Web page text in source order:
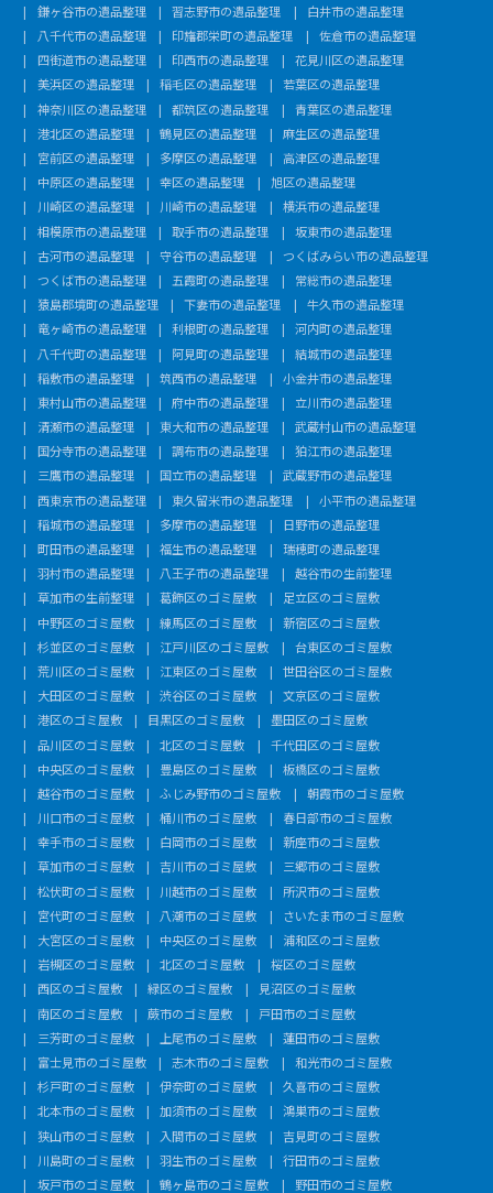
鎌ヶ谷市の遺品整理
習志野市の遺品整理
白井市の遺品整理
八千代市の遺品整理
印旛郡栄町の遺品整理
佐倉市の遺品整理
四街道市の遺品整理
印西市の遺品整理
花見川区の遺品整理
美浜区の遺品整理
稲毛区の遺品整理
若葉区の遺品整理
神奈川区の遺品整理
都筑区の遺品整理
青葉区の遺品整理
港北区の遺品整理
鶴見区の遺品整理
麻生区の遺品整理
宮前区の遺品整理
多摩区の遺品整理
高津区の遺品整理
中原区の遺品整理
幸区の遺品整理
旭区の遺品整理
川崎区の遺品整理
川崎市の遺品整理
横浜市の遺品整理
相模原市の遺品整理
取手市の遺品整理
坂東市の遺品整理
古河市の遺品整理
守谷市の遺品整理
つくばみらい市の遺品整理
つくば市の遺品整理
五霞町の遺品整理
常総市の遺品整理
猿島郡境町の遺品整理
下妻市の遺品整理
牛久市の遺品整理
竜ヶ崎市の遺品整理
利根町の遺品整理
河内町の遺品整理
八千代町の遺品整理
阿見町の遺品整理
結城市の遺品整理
稲敷市の遺品整理
筑西市の遺品整理
小金井市の遺品整理
東村山市の遺品整理
府中市の遺品整理
立川市の遺品整理
清瀬市の遺品整理
東大和市の遺品整理
武蔵村山市の遺品整理
国分寺市の遺品整理
調布市の遺品整理
狛江市の遺品整理
三鷹市の遺品整理
国立市の遺品整理
武蔵野市の遺品整理
西東京市の遺品整理
東久留米市の遺品整理
小平市の遺品整理
稲城市の遺品整理
多摩市の遺品整理
日野市の遺品整理
町田市の遺品整理
福生市の遺品整理
瑞穂町の遺品整理
羽村市の遺品整理
八王子市の遺品整理
越谷市の生前整理
草加市の生前整理
葛飾区のゴミ屋敷
足立区のゴミ屋敷
中野区のゴミ屋敷
練馬区のゴミ屋敷
新宿区のゴミ屋敷
杉並区のゴミ屋敷
江戸川区のゴミ屋敷
台東区のゴミ屋敷
荒川区のゴミ屋敷
江東区のゴミ屋敷
世田谷区のゴミ屋敷
大田区のゴミ屋敷
渋谷区のゴミ屋敷
文京区のゴミ屋敷
港区のゴミ屋敷
目黒区のゴミ屋敷
墨田区のゴミ屋敷
品川区のゴミ屋敷
北区のゴミ屋敷
千代田区のゴミ屋敷
中央区のゴミ屋敷
豊島区のゴミ屋敷
板橋区のゴミ屋敷
越谷市のゴミ屋敷
ふじみ野市のゴミ屋敷
朝霞市のゴミ屋敷
川口市のゴミ屋敷
桶川市のゴミ屋敷
春日部市のゴミ屋敷
幸手市のゴミ屋敷
白岡市のゴミ屋敷
新座市のゴミ屋敷
草加市のゴミ屋敷
吉川市のゴミ屋敷
三郷市のゴミ屋敷
松伏町のゴミ屋敷
川越市のゴミ屋敷
所沢市のゴミ屋敷
宮代町のゴミ屋敷
八潮市のゴミ屋敷
さいたま市のゴミ屋敷
大宮区のゴミ屋敷
中央区のゴミ屋敷
浦和区のゴミ屋敷
岩槻区のゴミ屋敷
北区のゴミ屋敷
桜区のゴミ屋敷
西区のゴミ屋敷
緑区のゴミ屋敷
見沼区のゴミ屋敷
南区のゴミ屋敷
蕨市のゴミ屋敷
戸田市のゴミ屋敷
三芳町のゴミ屋敷
上尾市のゴミ屋敷
蓮田市のゴミ屋敷
富士見市のゴミ屋敷
志木市のゴミ屋敷
和光市のゴミ屋敷
杉戸町のゴミ屋敷
伊奈町のゴミ屋敷
久喜市のゴミ屋敷
北本市のゴミ屋敷
加須市のゴミ屋敷
鴻巣市のゴミ屋敷
狭山市のゴミ屋敷
入間市のゴミ屋敷
吉見町のゴミ屋敷
川島町のゴミ屋敷
羽生市のゴミ屋敷
行田市のゴミ屋敷
坂戸市のゴミ屋敷
鶴ヶ島市のゴミ屋敷
野田市のゴミ屋敷